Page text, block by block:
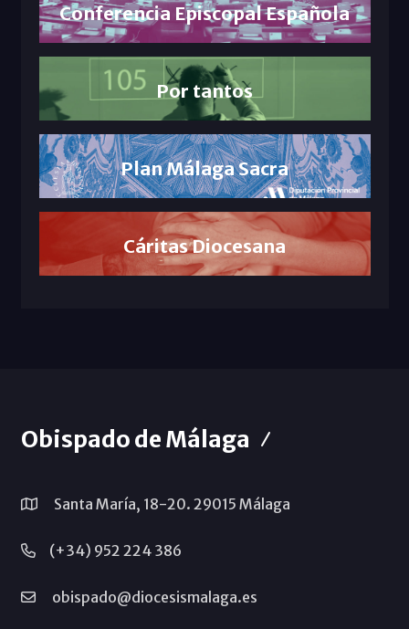
Conferencia Episcopal Española
Por tantos
Plan Málaga Sacra
Cáritas Diocesana
Obispado de Málaga
Santa María, 18-20. 29015 Málaga
(+34) 952 224 386
obispado@diocesismalaga.es